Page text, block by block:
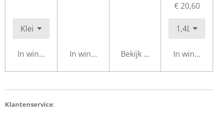
In winkelwagenIn winkelwagenBekijk details
€ 20,60
In
Klantenservice: